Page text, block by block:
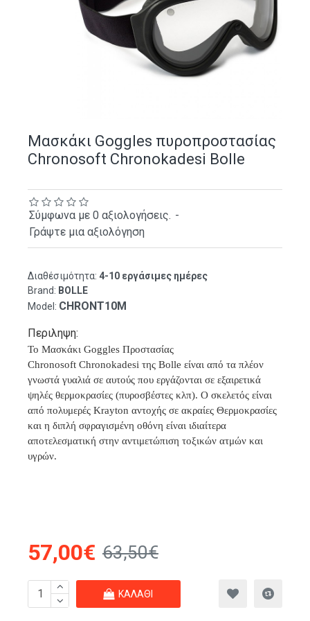
Μασκάκι Goggles πυροπροστασίας
Chronosoft Chronokadesi Bolle
Διαθέσιμότητα: 4-10 εργάσιμες ημέρες
Brand: BOLLE
Model: CHRONT10M
Σύμφωνα με 0 αξιολογήσεις. -
Γράψτε μια αξιολόγηση
Περιληψη:
Το Μασκάκι Goggles Προστασίας
Chronosoft Chronokadesi της Bolle είναι από τα πλέον
γνωστά γυαλιά σε αυτούς που εργάζονται σε εξαιρετικά
ψηλές θερμοκρασίες (πυροσβέστες κλπ). Ο σκελετός είναι
από πολυμερές Krayton αντοχής σε ακραίες Θερμοκρασίες
και η διπλή σφραγισμένη οθόνη είναι ιδιαίτερα
αποτελεσματική στην αντιμετώπιση τοξικών ατμών και
υγρών.
57,00€ 63,50€
ΚΑΛΆΘΙ